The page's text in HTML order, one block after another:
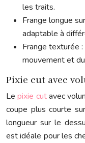
les traits.
Frange longue
adaptable à
Frange texturée
mouvement et
Pixie cut avec
Lepixie cutavec
coupe plus courte
longueur sur le
est idéale pour les